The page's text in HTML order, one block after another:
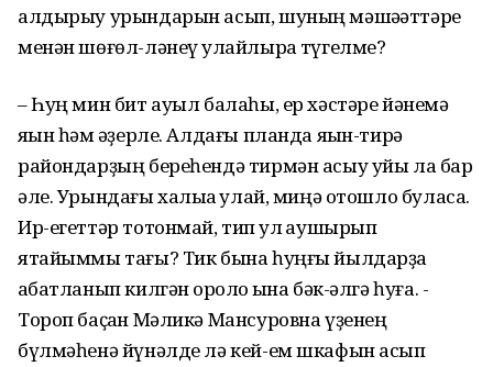
алдырыу урындарын асып, шуның мәшәҡәттәре
менән шөғөл-ләнеү ҡулайлыраҡ түгелме?
– Һуң мин бит ауыл балаһы, ер хәстәре йәнемә
яҡын һәм ҡәҙерле. Алдағы планда яҡын-тирә
райондарҙың береһендә тирмән асыу уйы ла бар
әле. Урындағы халыҡҡа ҡулай, миңә отошло буласаҡ.
Ир-егеттәр тотонмай, тип ҡул ҡаушырып
ятайыммы тағы? Тик бына һуңғы йылдарҙа
ҡабатланып килгән ҡоролоҡ ҡына бәк-әлгә һуға. -
Тороп баҫҡан Мәликә Мансуровна үҙенең
бүлмәһенә йүнәлде лә кей-ем шкафын асып